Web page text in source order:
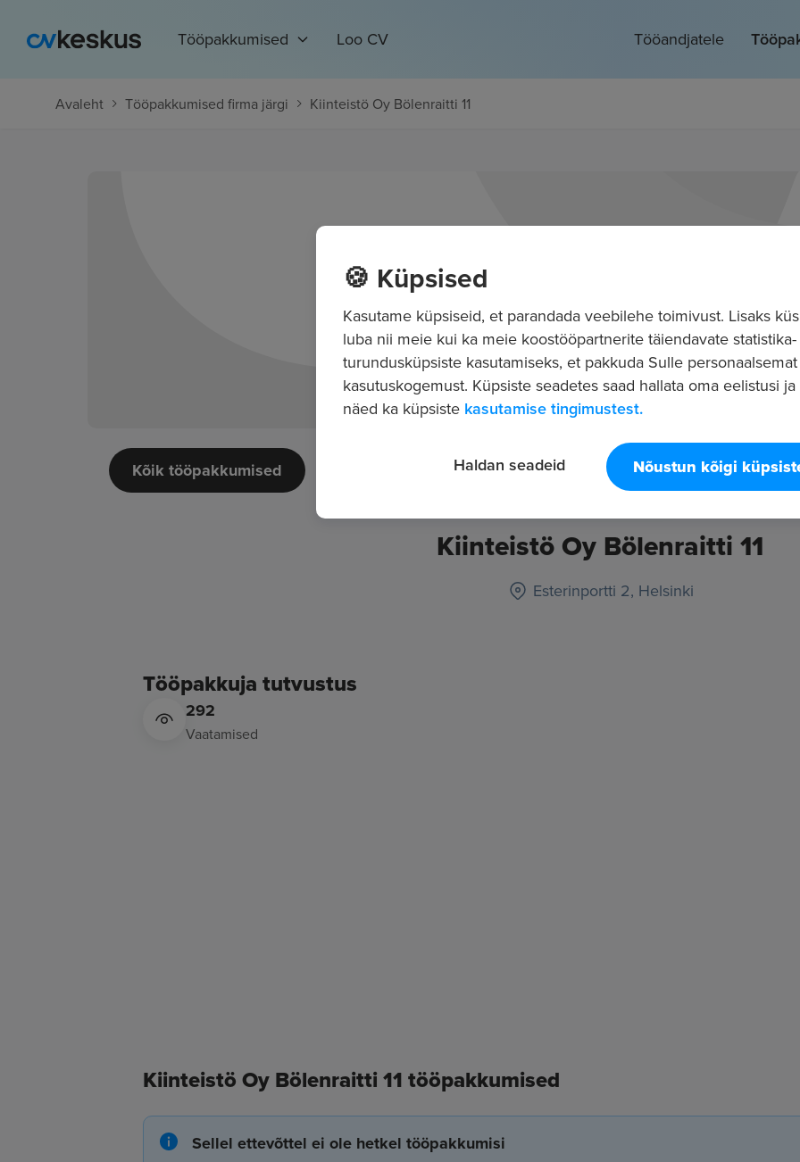
Tööpakkumised Loo CV Tööandjatele
Avaleht Tööpakkumised firma järgi Kiinteistö Oy Bölenraitti 11
Kõik tööpakkumised
Kiinteistö Oy Bölenraitti 11
Esterinportti 2, Helsinki
Tööpakkuja tutvustus
292
Vaatamised
Kiinteistö Oy Bölenraitti 11 tööpakkumised
Sellel ettevõttel ei ole hetkel tööpakkumisi
🍪 Küpsised
Kasutame küpsiseid, et parandada veebilehe toimivust. Lisaks
luba nii meie kui ka meie koostööpartnerite täiendavate statistika-
turundusküpsiste kasutamiseks, et pakkuda Sulle personaalsemat
kasutuskogemust. Küpsiste seadetes saad hallata oma eelistusi
näed ka küpsiste kasutamise tingimustest.
Nõustun kõigi
Haldan seadeid